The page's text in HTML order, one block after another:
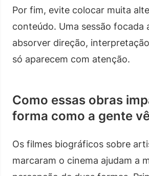
Por fim, evite colocar muita
conteúdo. Uma sessão focada
absorver direção,
só aparecem com atenção.
Como essas obras
forma como a gente
Os filmes biográficos sobre
marcaram o cinema ajudam a